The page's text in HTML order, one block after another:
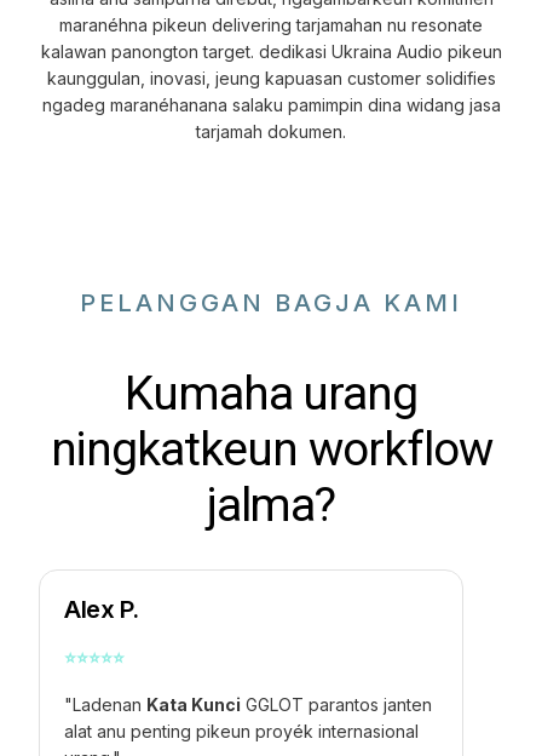
maranéhna pikeun delivering tarjamahan nu resonate
kalawan panongton target. dedikasi Ukraina Audio pikeun
kaunggulan, inovasi, jeung kapuasan customer solidifies
ngadeg maranéhanana salaku pamimpin dina widang jasa
tarjamah dokumen.
PELANGGAN BAGJA KAMI
Kumaha urang
ningkatkeun workflow
jalma?
Alex P.
⭐⭐⭐⭐⭐
"Ladenan Kata Kunci GGLOT parantos janten
alat anu penting pikeun proyék internasional